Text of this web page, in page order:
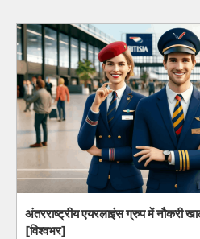
अंतरराष्ट्रीय एयरलाइंस ग्रुप में नौकरी
[विश्वभर]